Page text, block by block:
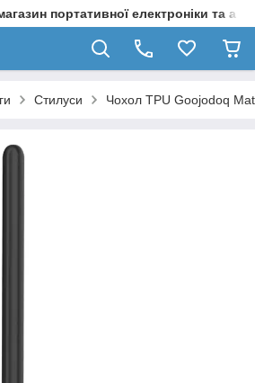
портативної електроніки та
Стилуси Чохол TPU Goojodoq